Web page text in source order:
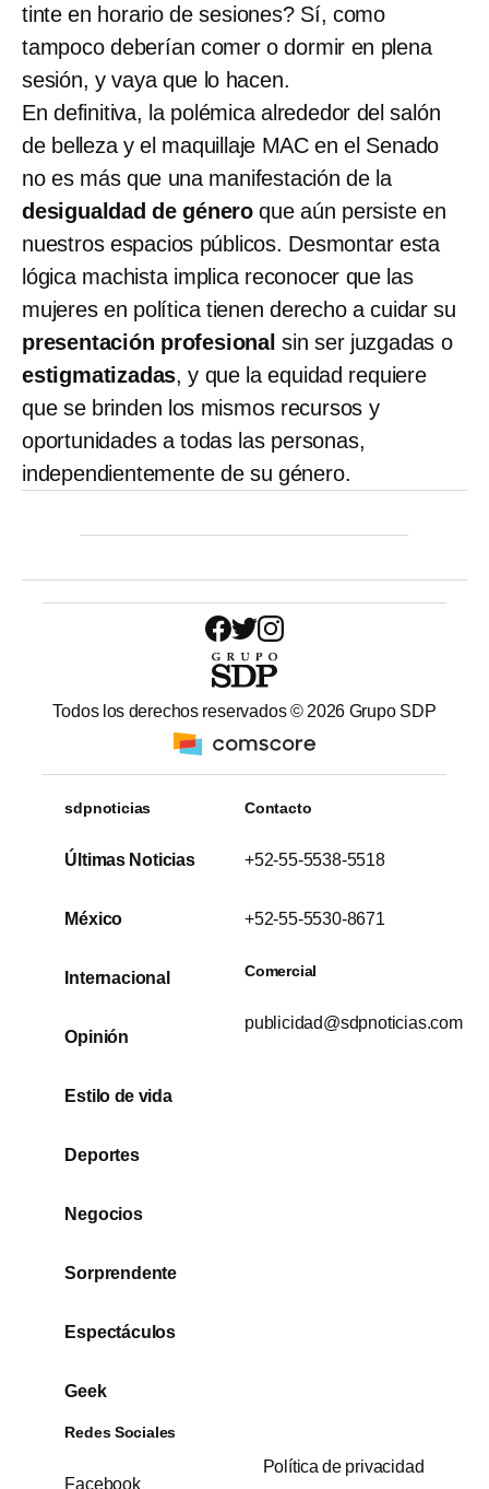
tinte en horario de sesiones? Sí, como
tampoco deberían comer o dormir en plena
sesión, y vaya que lo hacen.
En definitiva, la polémica alrededor del salón
de belleza y el maquillaje MAC en el Senado
no es más que una manifestación de la
desigualdad de género que aún persiste en
nuestros espacios públicos. Desmontar esta
lógica machista implica reconocer que las
mujeres en política tienen derecho a cuidar su
presentación profesional sin ser juzgadas o
estigmatizadas, y que la equidad requiere
que se brinden los mismos recursos y
oportunidades a todas las personas,
independientemente de su género.
Todos los derechos reservados © 2026 Grupo SDP
sdpnoticias
Últimas Noticias
México
Internacional
Opinión
Estilo de vida
Deportes
Negocios
Sorprendente
Espectáculos
Geek
Contacto
+52-55-5538-5518
+52-55-5530-8671
Comercial
publicidad@sdpnoticias.com
Redes Sociales
Facebook
Política de privacidad